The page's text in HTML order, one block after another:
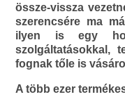
össze-vissza
szerencsére ma
ilyen is egy
szolgáltatásokkal,
fognak tőle is
A több ezer